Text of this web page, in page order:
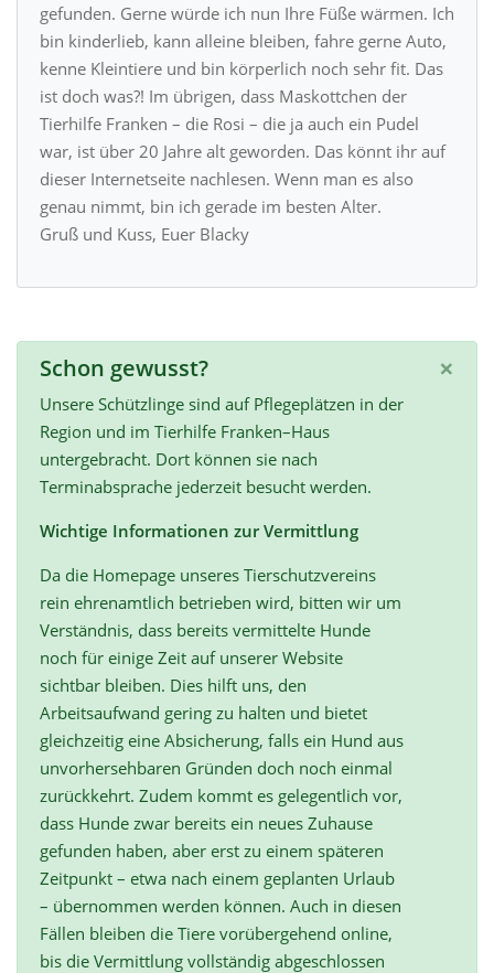
gefunden. Gerne würde ich nun Ihre Füße wärmen. Ich
bin kinderlieb, kann alleine bleiben, fahre gerne Auto,
kenne Kleintiere und bin körperlich noch sehr fit. Das
ist doch was?! Im übrigen, dass Maskottchen der
Tierhilfe Franken – die Rosi – die ja auch ein Pudel
war, ist über 20 Jahre alt geworden. Das könnt ihr auf
dieser Internetseite nachlesen. Wenn man es also
genau nimmt, bin ich gerade im besten Alter.
Gruß und Kuss, Euer Blacky
×
Schon gewusst?
Unsere Schützlinge sind auf Pflegeplätzen in der
Region und im Tierhilfe Franken–Haus
untergebracht. Dort können sie nach
Terminabsprache jederzeit besucht werden.
Wichtige Informationen zur Vermittlung
Da die Homepage unseres Tierschutzvereins
rein ehrenamtlich betrieben wird, bitten wir um
Verständnis, dass bereits vermittelte Hunde
noch für einige Zeit auf unserer Website
sichtbar bleiben. Dies hilft uns, den
Arbeitsaufwand gering zu halten und bietet
gleichzeitig eine Absicherung, falls ein Hund aus
unvorhersehbaren Gründen doch noch einmal
zurückkehrt. Zudem kommt es gelegentlich vor,
dass Hunde zwar bereits ein neues Zuhause
gefunden haben, aber erst zu einem späteren
Zeitpunkt – etwa nach einem geplanten Urlaub
– übernommen werden können. Auch in diesen
Fällen bleiben die Tiere vorübergehend online,
bis die Vermittlung vollständig abgeschlossen